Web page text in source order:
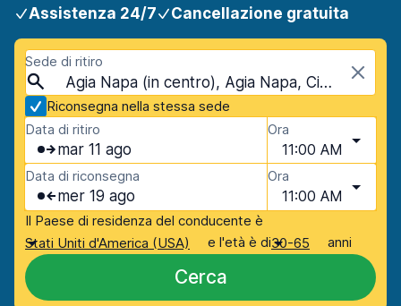
Assistenza 24/7 Cancellazione gratuita
Sede di ritiro
Agia Napa (in centro), Agia Napa, Cipro
Riconsegna nella stessa sede
Data di ritiro
mar 11 ago
Ora
11:00 AM
Data di riconsegna
mer 19 ago
Ora
11:00 AM
Il Paese di residenza del conducente è
Stati Uniti d'America (USA)
e l'età è di30-65 anni
Cerca